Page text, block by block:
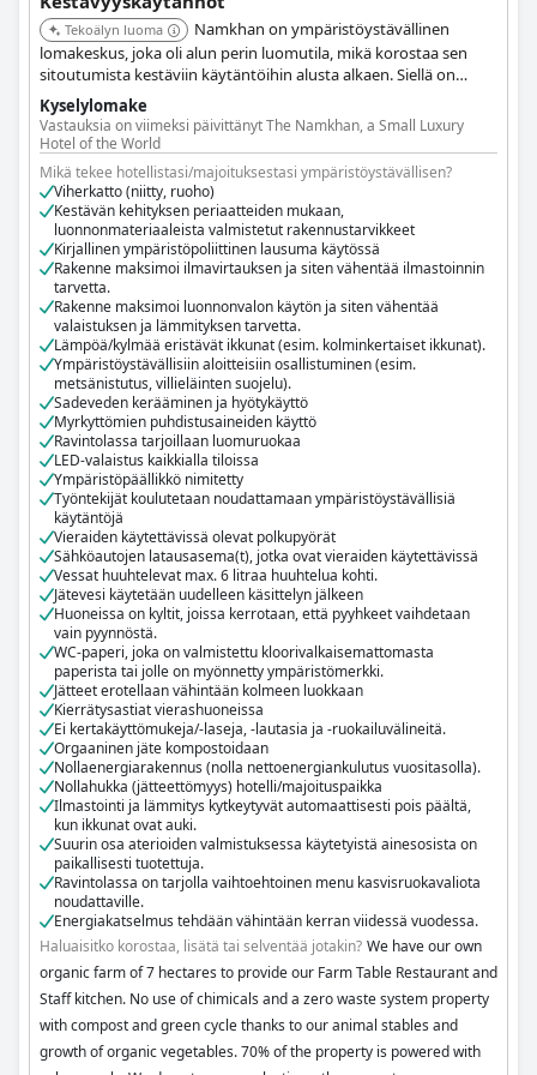
the drawing board.
In the next step, our operational and consumption materials such as
have been miraculously taken from the menu.
Even though we are situated in one water richest regions of the
world, wasting and spoiling fresh water is more than a peculiar
offense. From monitoring water flow and using water saving devices
like flow restrictors over using biodegradable soaps and detergents
and the separation and filtration of grey and black water through
grease and settlement traps, Our Jungle Camp intents to keep its
water outflow into the environment as low as possible. We have
managed to reduce water consumption in the past year by over 30%
with implementing simple water saving measures.
Gravity fed water allows us to keep large pump usage to a minimum,
during the night, walkway and general light sources are operated
with timer and sensor devices to reduce unused electricity. By being
as close we are to one of the biggest hydroelectric dams of Thailand.
We consider our electricity purchase from a renewable energy
source and therefore have neglected the utilization of Solar- or
Photovoltaic systems. Nonetheless do we run our entrance sign
lights on a small panel to teach the local children about this exciting
form of electricity production. For all additional large consumption
appliances, we have found reasonable gas operated substitutes or
overall neglected their broader usage at the resort.
With many of our day to day ingredients being farmed on our onsite
Organic Farm, we have further managed to cut waste production
while educating our staff about farming vegetables, fruits and
processing them into Thai and Foreign delicacies. Additionally, have
we initiated a food forest, where local species of Durian, Mango,
Banana and other tropic species are displayed and saved for future
seed saving.
With our new recycling building, we have created a dedicated space
to introduce large scale composting, soil mixing and general waste
and trash separation. As usually here in Thailand, all created waste
ends up at the same landfill, it is for us of utmost importance to
separate recyclables already on our property. We have created an
Tekoälyn luoma
Namkhan on ympäristöystävällinen
lomakeskus, joka oli alun perin luomutila, mikä korostaa sen
sitoutumista kestäviin käytäntöihin alusta alkaen. Siellä on
toimiva luomutila, joka toimittaa merkittävän osan ravintolan
tuotteista, korostaen pellolta pöytään -lähestymistapaa.
Lomakeskus hyödyntää aurinkoenergiaa, suljetun kierron
vesijärjestelmää ja metsänistutusohjelmaa. He priorisoivat myös
uusiutuvien ja paikallisesti hankittujen materiaalien käyttöä
rakentamisessa ja pyrkivät nollajätteeseen.
Kyselylomake
Vastauksia on viimeksi päivittänyt The Namkhan, a Small Luxury
Hotel of the World
Mikä tekee hotellistasi/majoituksestasi ympäristöystävällisen?
Viherkatto (niitty, ruoho)
Kestävän kehityksen periaatteiden mukaan,
luonnonmateriaaleista valmistetut rakennustarvikkeet
Kirjallinen ympäristöpoliittinen lausuma käytössä
Rakenne maksimoi ilmavirtauksen ja siten vähentää ilmastoinnin
tarvetta.
Rakenne maksimoi luonnonvalon käytön ja siten vähentää
valaistuksen ja lämmityksen tarvetta.
Lämpöä/kylmää eristävät ikkunat (esim. kolminkertaiset ikkunat).
Ympäristöystävällisiin aloitteisiin osallistuminen (esim.
metsänistutus, villieläinten suojelu).
Sadeveden kerääminen ja hyötykäyttö
Myrkyttömien puhdistusaineiden käyttö
Ravintolassa tarjoillaan luomuruokaa
LED-valaistus kaikkialla tiloissa
Ympäristöpäällikkö nimitetty
Työntekijät koulutetaan noudattamaan ympäristöystävällisiä
käytäntöjä
Vieraiden käytettävissä olevat polkupyörät
Sähköautojen latausasema(t), jotka ovat vieraiden käytettävissä
Vessat huuhtelevat max. 6 litraa huuhtelua kohti.
Jätevesi käytetään uudelleen käsittelyn jälkeen
Huoneissa on kyltit, joissa kerrotaan, että pyyhkeet vaihdetaan
vain pyynnöstä.
WC-paperi, joka on valmistettu kloorivalkaisemattomasta
paperista tai jolle on myönnetty ympäristömerkki.
Jätteet erotellaan vähintään kolmeen luokkaan
Kierrätysastiat vierashuoneissa
Ei kertakäyttömukeja/-laseja, -lautasia ja -ruokailuvälineitä.
Orgaaninen jäte kompostoidaan
Nollaenergiarakennus (nolla nettoenergiankulutus vuositasolla).
Nollahukka (jätteettömyys) hotelli/majoituspaikka
Ilmastointi ja lämmitys kytkeytyvät automaattisesti pois päältä,
kun ikkunat ovat auki.
Suurin osa aterioiden valmistuksessa käytetyistä ainesosista on
paikallisesti tuotettuja.
Ravintolassa on tarjolla vaihtoehtoinen menu kasvisruokavaliota
noudattaville.
Energiakatselmus tehdään vähintään kerran viidessä vuodessa.
Haluaisitko korostaa, lisätä tai selventää jotakin? We have our own
organic farm of 7 hectares to provide our Farm Table Restaurant and
Staff kitchen. No use of chimicals and a zero waste system property
with compost and green cycle thanks to our animal stables and
growth of organic vegetables. 70% of the property is powered with